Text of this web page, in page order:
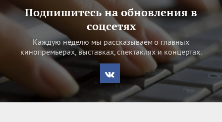
Подпишитесь на обновления в
соцсетях
Каждую неделю мы рассказываем о главных
кинопремьерах, выставках, спектаклях и концертах.